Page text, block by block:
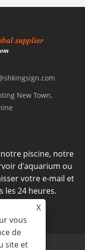
New Town,
piscine, notre
d'aquarium ou
votre e-mail et
les 24 heures.
X
vous
de
site et